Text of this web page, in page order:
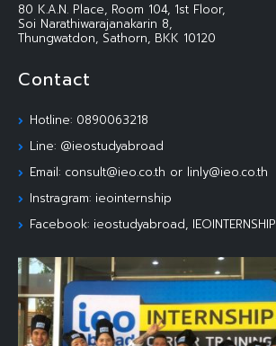
80 K.A.N. Place, Room 104, 1st Floor,
Soi Narathiwarajanakarin 8,
Thungwatdon, Sathorn, BKK 10120
Contact
Hotline: 0890063218
Line: @ieostudyabroad
Email: consult@ieo.co.th or linly@ieo.co.th
Instragram: ieointernship
Facebook: ieostudyabroad, IEOINTERNSHIP